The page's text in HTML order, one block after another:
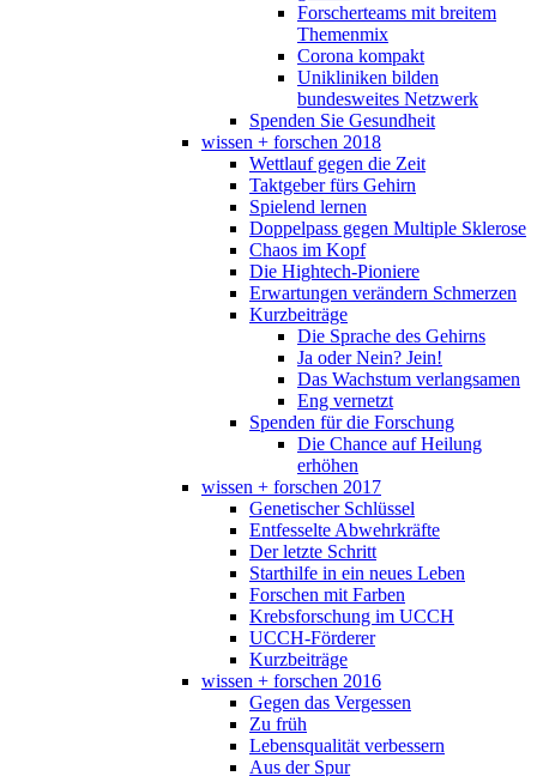
Forscherteams mit breitem
Themenmix
Corona kompakt
Unikliniken bilden
bundesweites Netzwerk
Spenden Sie Gesundheit
wissen + forschen 2018
Wettlauf gegen die Zeit
Taktgeber fürs Gehirn
Spielend lernen
Doppelpass gegen Multiple Sklerose
Chaos im Kopf
Die Hightech-Pioniere
Erwartungen verändern Schmerzen
Kurzbeiträge
Die Sprache des Gehirns
Ja oder Nein? Jein!
Das Wachstum verlangsamen
Eng vernetzt
Spenden für die Forschung
Die Chance auf Heilung
erhöhen
wissen + forschen 2017
Genetischer Schlüssel
Entfesselte Abwehrkräfte
Der letzte Schritt
Starthilfe in ein neues Leben
Forschen mit Farben
Krebsforschung im UCCH
UCCH-Förderer
Kurzbeiträge
wissen + forschen 2016
Gegen das Vergessen
Zu früh
Lebensqualität verbessern
Aus der Spur